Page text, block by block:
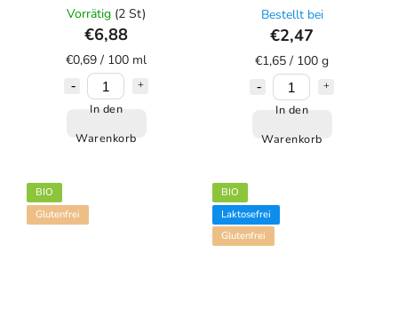
Vorrätig (2 St)
€6,88
€0,69 / 100 ml
In den
Warenkorb
Bestellt bei
€2,47
€1,65 / 100 g
In den
Warenkorb
BIO
Glutenfrei
BIO
Laktosefrei
Glutenfrei